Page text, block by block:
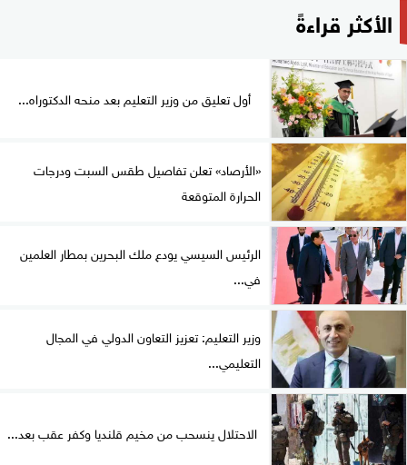
الأكثر قراءةً
أول تعليق من وزير التعليم بعد منحه الدكتوراه...
«الأرصاد» تعلن تفاصيل طقس السبت ودرجات
الحرارة المتوقعة
الرئيس السيسي يودع ملك البحرين بمطار العلمين
في...
وزير التعليم: تعزيز التعاون الدولي في المجال
التعليمي...
الاحتلال ينسحب من مخيم قلنديا وكفر عقب بعد...